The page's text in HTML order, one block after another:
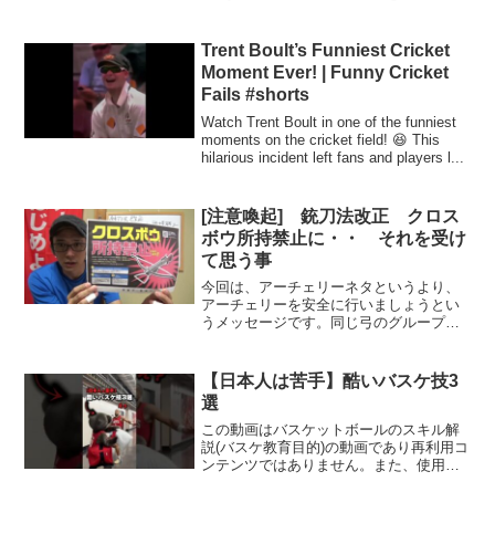
Trent Boult’s Funniest Cricket
Moment Ever! | Funny Cricket
Fails #shorts
Watch Trent Boult in one of the funniest
moments on the cricket field! 😆 This
hilarious incident left fans and players l...
[注意喚起] 銃刀法改正 クロス
ボウ所持禁止に・・ それを受け
て思う事
今回は、アーチェリーネタというより、
アーチェリーを安全に行いましょうとい
うメッセージです。同じ弓のグループに
しています。#アーチェリー#クロスボウ#
所持禁止 この動画につ...
【日本人は苦手】酷いバスケ技3
選
この動画はバスケットボールのスキル解
説(バスケ教育目的)の動画であり再利用コ
ンテンツではありません。また、使用し